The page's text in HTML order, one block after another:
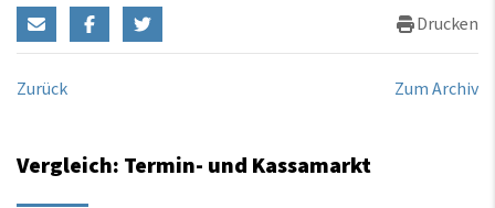
Drucken
Zurück Zum Archiv
Vergleich: Termin- und Kassamarkt